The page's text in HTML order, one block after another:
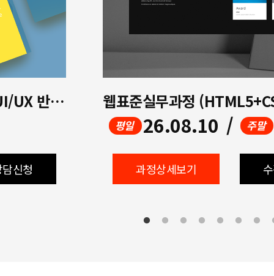
(디지털디자인)생성형 AI 활용 UI/UX 반응형 웹디자인&웹퍼블리셔(Figma활용)A
신청
평일 26.08.10 / 주말
과정상세보기